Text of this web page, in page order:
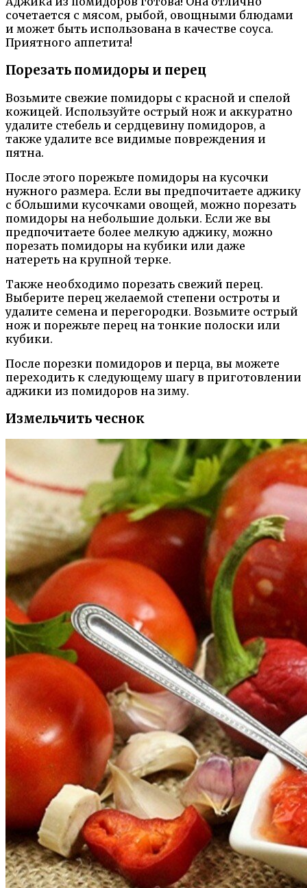
сочетается с мясом, рыбой, овощными блюдами
и может быть использована в качестве соуса.
Приятного аппетита!
Порезать помидоры и перец
Возьмите свежие помидоры с красной и спелой
кожицей. Используйте острый нож и аккуратно
удалите стебель и сердцевину помидоров, а
также удалите все видимые повреждения и
пятна.
После этого порежьте помидоры на кусочки
нужного размера. Если вы предпочитаете аджику
с бОльшими кусочками овощей, можно порезать
помидоры на небольшие дольки. Если же вы
предпочитаете более мелкую аджику, можно
порезать помидоры на кубики или даже
натереть на крупной терке.
Также необходимо порезать свежий перец.
Выберите перец желаемой степени остроты и
удалите семена и перегородки. Возьмите острый
нож и порежьте перец на тонкие полоски или
кубики.
После порезки помидоров и перца, вы можете
переходить к следующему шагу в приготовлении
аджики из помидоров на зиму.
Измельчить чеснок